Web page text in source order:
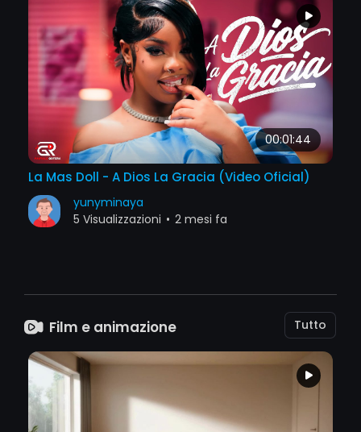
00:01:44
La Mas Doll - A Dios La Gracia (Video Oficial)
yunyminaya
5 Visualizzazioni • 2 mesi fa
Film e animazione Tutto